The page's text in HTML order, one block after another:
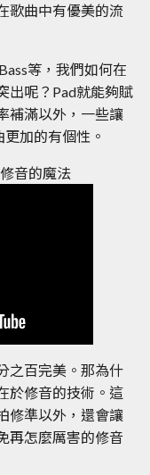
歌曲中有優美的流
等，我們如何在
出呢？Pad就能夠賦
補滿以外，一些讓
加的有個性。
音的魔法
之百完美。那為什
於修音的技術。這
修準以外，還會讓
再怎麼厲害的修音